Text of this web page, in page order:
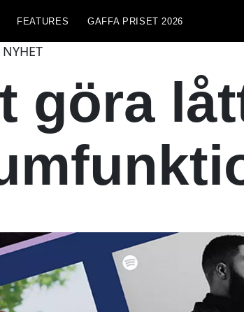
FEATURES GAFFA PRISET 2026
NYHET
göra